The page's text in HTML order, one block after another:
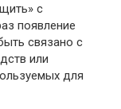
с
появление
связано с
или
для